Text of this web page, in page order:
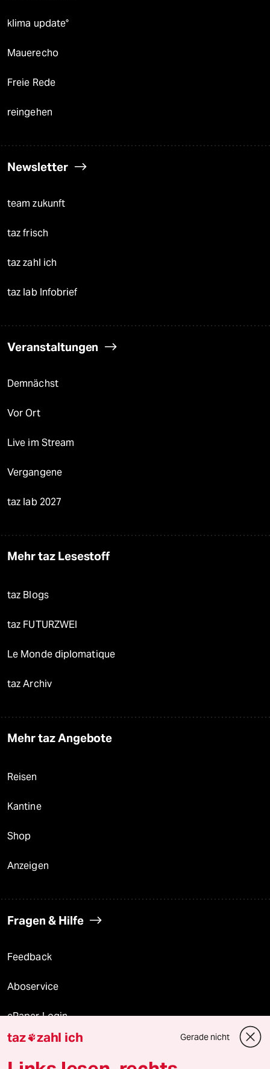
klima update°
Mauerecho
Freie Rede
reingehen
Newsletter
team zukunft
taz frisch
taz zahl ich
taz lab Infobrief
Veranstaltungen
Demnächst
Vor Ort
Live im Stream
Vergangene
taz lab 2027
Mehr taz Lesestoff
taz Blogs
taz FUTURZWEI
Le Monde diplomatique
taz Archiv
Mehr taz Angebote
Reisen
Kantine
Shop
Anzeigen
Fragen & Hilfe
Feedback
Aboservice
ePaper Login
Downloads für Abonnierende
taz zahl ich Gerade nicht